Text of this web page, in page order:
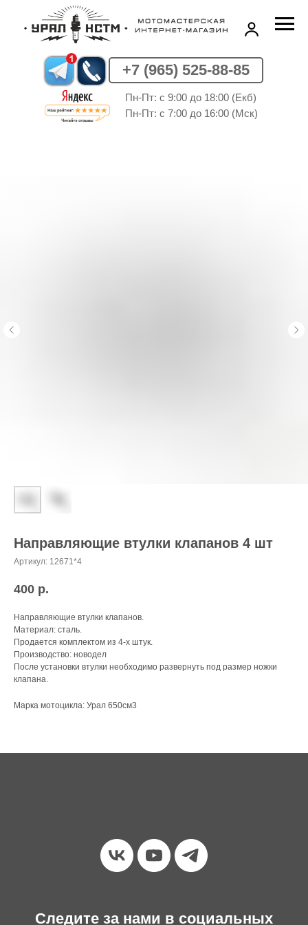
+7 (965) 525-88-85
Пн-Пт: c 9:00 до 18:00 (Екб)
Пн-Пт: c 7:00 до 16:00 (Мск)
Направляющие втулки клапанов 4 шт
Артикул: 12671*4
400 р.
Направляющие втулки клапанов.
Материал: сталь.
Продается комплектом из 4-х штук.
Производство: новодел
После установки втулки необходимо развернуть под размер ножки
клапана.
Марка мотоцикла: Урал 650см3
Следите за нами в социальных